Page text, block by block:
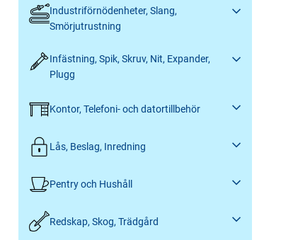
Industriförnödenheter, Slang,
Smörjutrustning
Infästning, Spik, Skruv, Nit, Expander,
Plugg
Kontor, Telefoni- och datortillbehör
Lås, Beslag, Inredning
Pentry och Hushåll
Redskap, Skog, Trädgård